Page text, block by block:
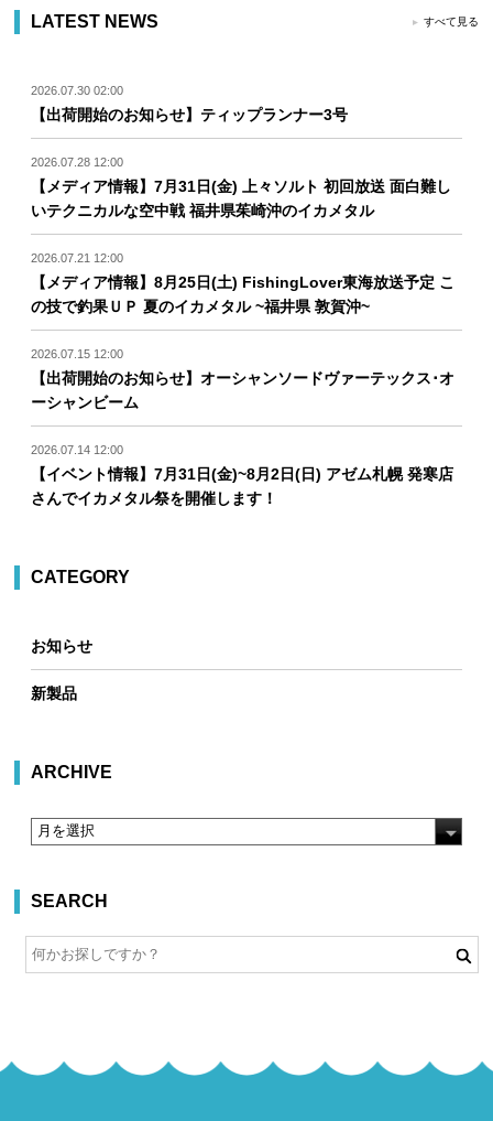
LATEST NEWS すべて見る
2026.07.30 02:00
【出荷開始のお知らせ】ティップランナー3号
2026.07.28 12:00
【メディア情報】7月31日(金) 上々ソルト 初回放送 面白難し
いテクニカルな空中戦 福井県茱崎沖のイカメタル
2026.07.21 12:00
【メディア情報】8月25日(土) FishingLover東海放送予定 こ
の技で釣果ＵＰ 夏のイカメタル ~福井県 敦賀沖~
2026.07.15 12:00
【出荷開始のお知らせ】オーシャンソードヴァーテックス･オ
ーシャンビーム
2026.07.14 12:00
【イベント情報】7月31日(金)~8月2日(日) アゼム札幌 発寒店
さんでイカメタル祭を開催します！
CATEGORY
お知らせ
新製品
ARCHIVE
SEARCH